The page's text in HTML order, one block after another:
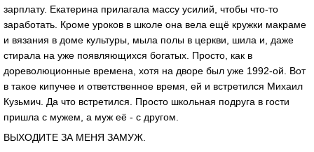
зарплату. Екатерина прилагала массу усилий, чтобы что-то
заработать. Кроме уроков в школе она вела ещё кружки макраме
и вязания в доме культуры, мыла полы в церкви, шила и, даже
стирала на уже появляющихся богатых. Просто, как в
дореволюционные времена, хотя на дворе был уже 1992-ой. Вот
в такое кипучее и ответственное время, ей и встретился Михаил
Кузьмич. Да что встретился. Просто школьная подруга в гости
пришла с мужем, а муж её - с другом.
ВЫХОДИТЕ ЗА МЕНЯ ЗАМУЖ.